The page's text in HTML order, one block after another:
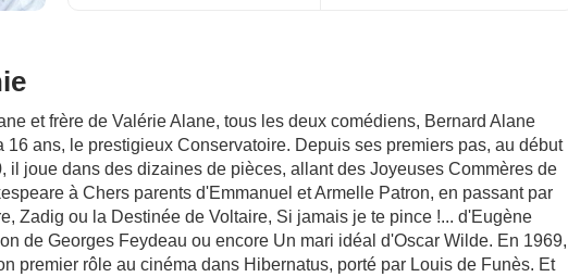
et frère de Valérie Alane, tous les deux comédiens, Bernard Alane
16 ans, le prestigieux Conservatoire. Depuis ses premiers pas, au début
il joue dans des dizaines de pièces, allant des Joyeuses Commères de
à Chers parents d'Emmanuel et Armelle Patron, en passant par
Zadig ou la Destinée de Voltaire, Si jamais je te pince !... d'Eugène
de Georges Feydeau ou encore Un mari idéal d'Oscar Wilde. En 1969,
premier rôle au cinéma dans Hibernatus, porté par Louis de Funès. Et